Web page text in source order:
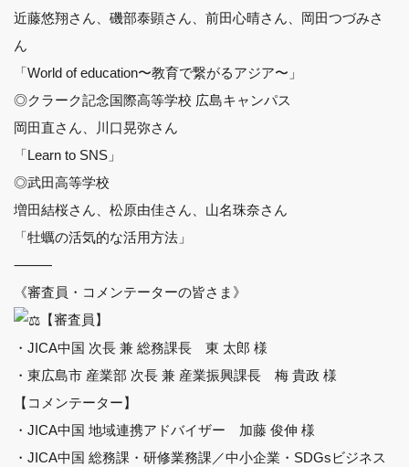
近藤悠翔さん、磯部泰顕さん、前田心晴さん、岡田つづみさ
ん
「World of education〜教育で繋がるアジア〜」
◎クラーク記念国際高等学校 広島キャンパス
岡田直さん、川口晃弥さん
「Learn to SNS」
◎武田高等学校
増田結桜さん、松原由佳さん、山名珠奈さん
「牡蠣の活気的な活用方法」
⸻
《審査員・コメンテーターの皆さま》
【審査員】
・JICA中国 次長 兼 総務課長 東 太郎 様
・東広島市 産業部 次長 兼 産業振興課長 梅 貴政 様
【コメンテーター】
・JICA中国 地域連携アドバイザー 加藤 俊伸 様
・JICA中国 総務課・研修業務課／中小企業・SDGsビジネス